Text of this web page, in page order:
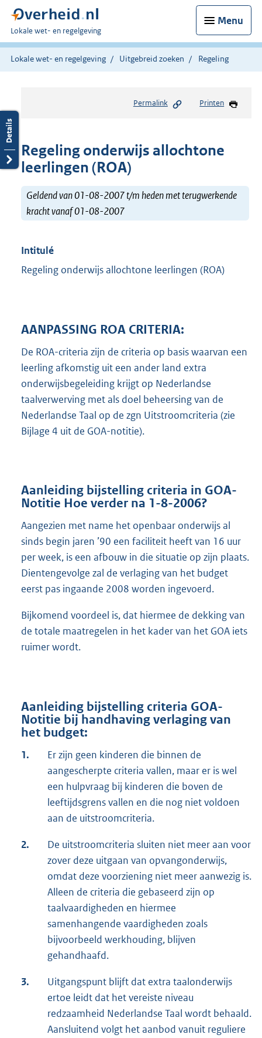
Menu
U
bent
hier:
Lokale wet- en regelgeving
Lokale wet- en regelgeving Uitgebreid zoeken Regeling
Permalink Printen
Regeling onderwijs allochtone
leerlingen (ROA)
Geldend van 01-08-2007 t/m heden met terugwerkende
kracht vanaf 01-08-2007
Intitulé
Regeling onderwijs allochtone leerlingen (ROA)
AANPASSING ROA CRITERIA:
De ROA-criteria zijn de criteria op basis waarvan een
leerling afkomstig uit een ander land extra
onderwijsbegeleiding krijgt op Nederlandse
taalverwerving met als doel beheersing van de
Nederlandse Taal op de zgn Uitstroomcriteria (zie
Bijlage 4 uit de GOA-notitie).
Aanleiding bijstelling criteria in GOA-
Notitie Hoe verder na 1-8-2006?
Aangezien met name het openbaar onderwijs al
sinds begin jaren ’90 een faciliteit heeft van 16 uur
per week, is een afbouw in die situatie op zijn plaats.
Dientengevolge zal de verlaging van het budget
eerst pas ingaande 2008 worden ingevoerd.
Bijkomend voordeel is, dat hiermee de dekking van
de totale maatregelen in het kader van het GOA iets
ruimer wordt.
Aanleiding bijstelling criteria GOA-
Notitie bij handhaving verlaging van
het budget:
1.
Er zijn geen kinderen die binnen de
aangescherpte criteria vallen, maar er is wel
een hulpvraag bij kinderen die boven de
leeftijdsgrens vallen en die nog niet voldoen
aan de uitstroomcriteria.
2.
De uitstroomcriteria sluiten niet meer aan voor
zover deze uitgaan van opvangonderwijs,
omdat deze voorziening niet meer aanwezig is.
Alleen de criteria die gebaseerd zijn op
taalvaardigheden en hiermee
samenhangende vaardigheden zoals
bijvoorbeeld werkhouding, blijven
gehandhaafd.
3.
Uitgangspunt blijft dat extra taalonderwijs
ertoe leidt dat het vereiste niveau
redzaamheid Nederlandse Taal wordt behaald.
Aansluitend volgt het aanbod vanuit reguliere